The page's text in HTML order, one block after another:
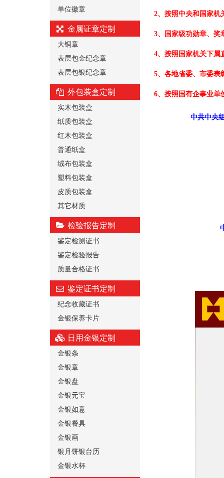
单位徽章
金属证章定制
大铜章
表层包金纪念章
表层包银纪念章
外包装盒定制
实木包装盒
纸质包装盒
红木包装盒
普通纸盒
绒布包装盒
塑料包装盒
皮质包装盒
其它材质
检验报告定制
鉴定检测证书
鉴定检验报告
质量合格证书
鉴定证书定制
纪念收藏证书
金银保养卡片
日用金银定制
金银条
金银章
金银盘
金银元宝
金银如意
金银餐具
金银画
银月饼银台历
金银水杯
2、按照中央和国家机
3、国家级功勋章、奖
4、按照国家机关下属
5、各地省委、市委表
6、按照国有企事业单
中共中央